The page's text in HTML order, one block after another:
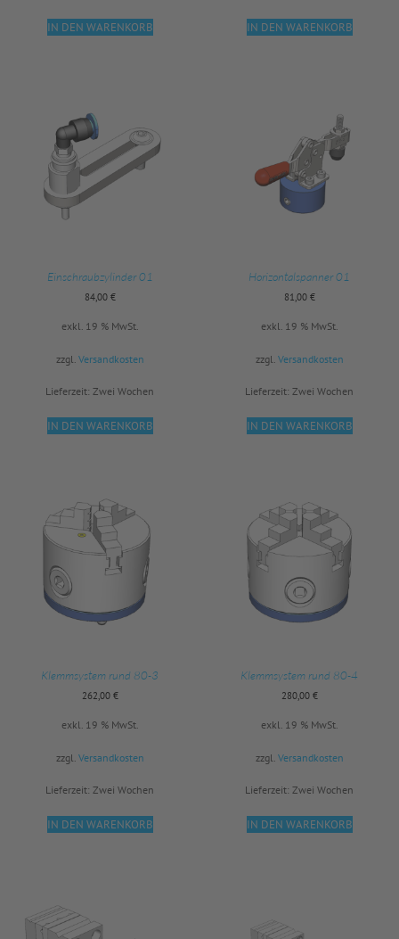
IN DEN WARENKORB IN DEN WARENKORB
Einschraubzylinder 01
84,00 €
exkl. 19 % MwSt.
zzgl. Versandkosten
Lieferzeit: Zwei Wochen
IN DEN WARENKORB
Horizontalspanner 01
81,00 €
exkl. 19 % MwSt.
zzgl. Versandkosten
Lieferzeit: Zwei Wochen
IN DEN WARENKORB
Klemmsystem rund 80-3
262,00 €
exkl. 19 % MwSt.
zzgl. Versandkosten
Lieferzeit: Zwei Wochen
IN DEN WARENKORB
Klemmsystem rund 80-4
280,00 €
exkl. 19 % MwSt.
zzgl. Versandkosten
Lieferzeit: Zwei Wochen
IN DEN WARENKORB